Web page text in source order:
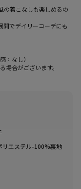
の着こなしも楽しめるの
開でデイリーコーデにも
：なし）
合がございます。
リエステル-100%裏地